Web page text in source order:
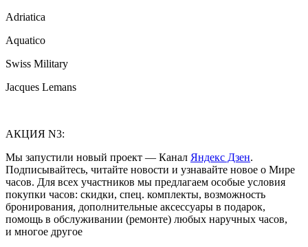
Adriatica
Aquatico
Swiss Military
Jacques Lemans
АКЦИЯ N3:
Мы запустили новый проект — Канал Яндекс Дзен.
Подписывайтесь, читайте новости и узнавайте новое о Мире
часов. Для всех участников мы предлагаем особые условия
покупки часов: скидки, спец. комплекты, возможность
бронирования, дополнительные аксессуары в подарок,
помощь в обслуживании (ремонте) любых наручных часов,
и многое другое